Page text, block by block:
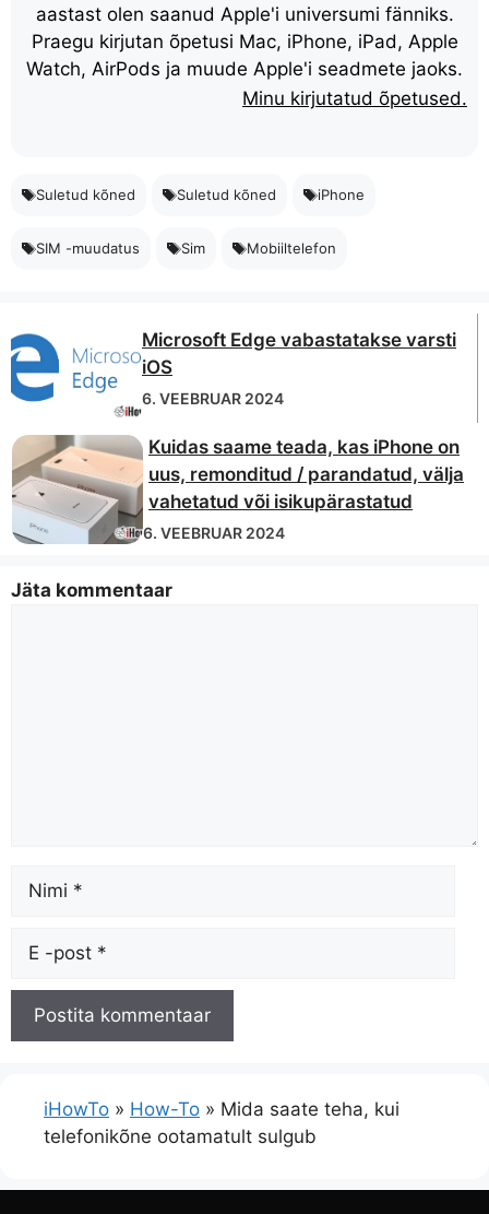
aastast olen saanud Apple'i universumi fänniks.
Praegu kirjutan õpetusi Mac, iPhone, iPad, Apple
Watch, AirPods ja muude Apple'i seadmete jaoks.
Minu kirjutatud õpetused.
Suletud kõned Suletud kõned iPhone
SIM -muudatus Sim Mobiiltelefon
Microsoft Edge vabastatakse varsti
iOS
6. VEEBRUAR 2024
Kuidas saame teada, kas iPhone on
uus, remonditud / parandatud, välja
vahetatud või isikupärastatud
6. VEEBRUAR 2024
Jäta kommentaar
Nimetus
kiri
iHowTo » How-To » Mida saate teha, kui
telefonikõne ootamatult sulgub